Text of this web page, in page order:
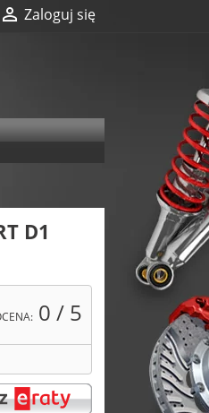
 Zaloguj się
D1
0 / 5